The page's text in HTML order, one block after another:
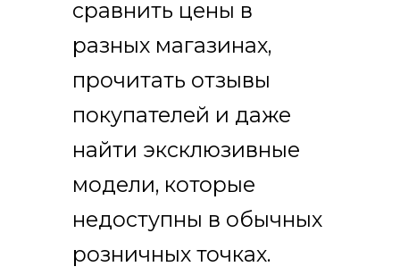
сравнить цены в
разных магазинах,
прочитать отзывы
покупателей и даже
найти эксклюзивные
модели, которые
недоступны в обычных
розничных точках.